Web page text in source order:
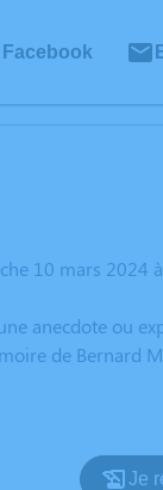
Facebook
10 mars 2024
anecdote ou
de Bernard
Je